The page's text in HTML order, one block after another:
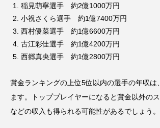
稲見萌寧選手 約2億1000万円
小祝さくら選手 約1億7400万円
西村優菜選手 約1億6600万円
古江彩佳選手 約1億4200万円
西郷真央選手 約1億2800万円
賞金ランキングの上位5位以内の選手の年収は
ます。トッププレイヤーになると賞金以外の
などの収入も得られる可能性があるでしょう。